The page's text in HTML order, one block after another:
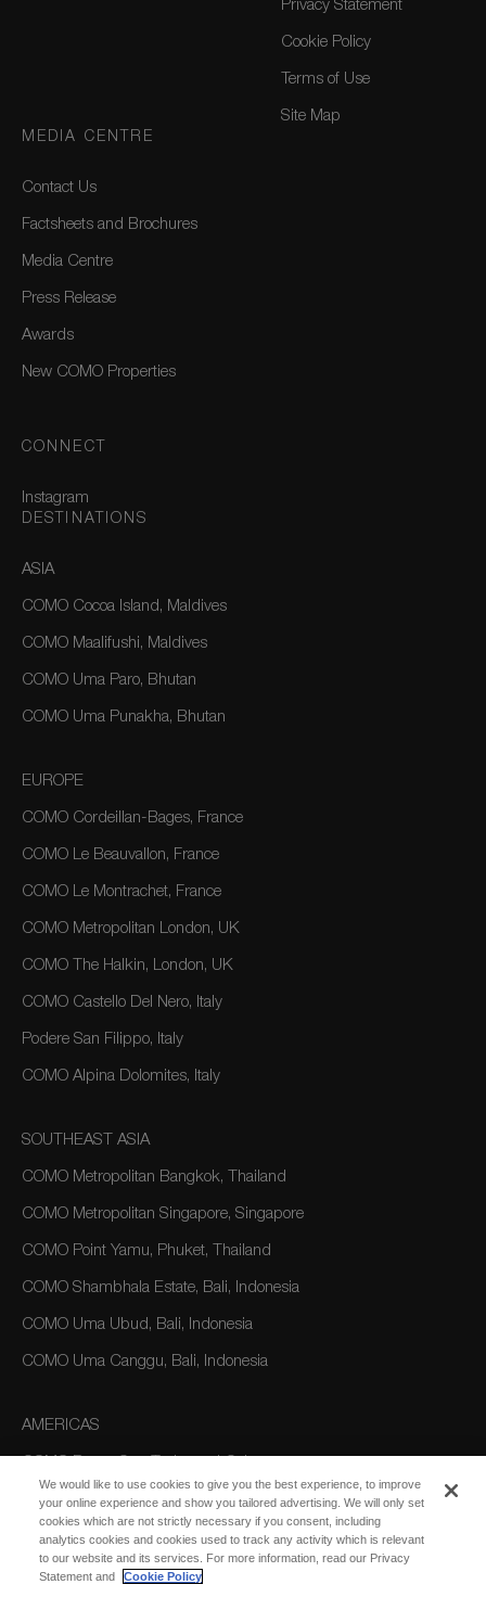
Privacy Statement
Cookie Policy
Terms of Use
Site Map
MEDIA CENTRE
Contact Us
Factsheets and Brochures
Media Centre
Press Release
Awards
New COMO Properties
CONNECT
Instagram
DESTINATIONS
ASIA
COMO Cocoa Island, Maldives
COMO Maalifushi, Maldives
COMO Uma Paro, Bhutan
COMO Uma Punakha, Bhutan
EUROPE
COMO Cordeillan-Bages, France
COMO Le Beauvallon, France
COMO Le Montrachet, France
COMO Metropolitan London, UK
COMO The Halkin, London, UK
COMO Castello Del Nero, Italy
Podere San Filippo, Italy
COMO Alpina Dolomites, Italy
SOUTHEAST ASIA
COMO Metropolitan Bangkok, Thailand
COMO Metropolitan Singapore, Singapore
COMO Point Yamu, Phuket, Thailand
COMO Shambhala Estate, Bali, Indonesia
COMO Uma Ubud, Bali, Indonesia
COMO Uma Canggu, Bali, Indonesia
AMERICAS
AUSTRALIA/OCEANIA
COMO The Treasury, Perth
We would like to use cookies to give you the best experience, to improve
your online experience and show you tailored advertising. We will only set
cookies which are not strictly necessary if you consent, including
analytics cookies and cookies used to track any activity which is relevant
to our website and its services. For more information, read our Privacy
Statement and
Cookie Policy